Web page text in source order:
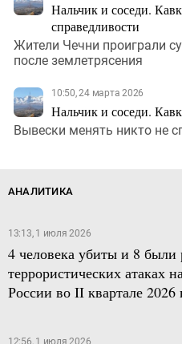
Нальчик и соседи.
справедливости
Жители Чечни проиграли
после землетрясения
10:50, 24 марта 2026
Нальчик и соседи.
Вывески менять никто не
АНАЛИТИКА
13:13, 1 июля 2026
4 человека убиты и 8
террористических атаках
России во II квартале 2026